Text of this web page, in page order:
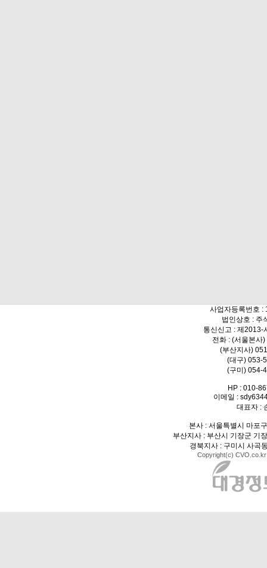
사업자등록번호 :
법인상호 : 주
통신신고 : 제2013-
전화 : (서울본사
(부산지사)
(대구) 053-
(구미) 054-
HP : 010-
이메일 :
대표자 :
본사 : 서울특별시 마포
부산지사 : 부산시 기장군 기
경북지사 : 구미시 사곡
Copyright(c)